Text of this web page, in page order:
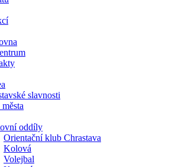
slavnosti
oddíly
Orientační klub Chrastava
Kolová
Volejbal